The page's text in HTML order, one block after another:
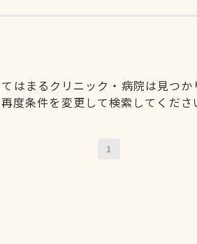
はまるクリニック・病院は見つか
再度条件を変更して検索してくださ
1